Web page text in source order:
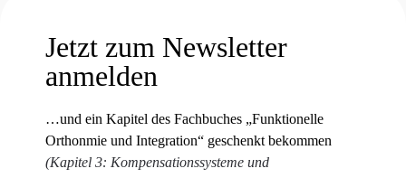
Jetzt zum Newsletter
anmelden
…und ein Kapitel des Fachbuches „Funktionelle
Orthonmie und Integration“ geschenkt bekommen
(Kapitel 3: Kompensationssysteme und